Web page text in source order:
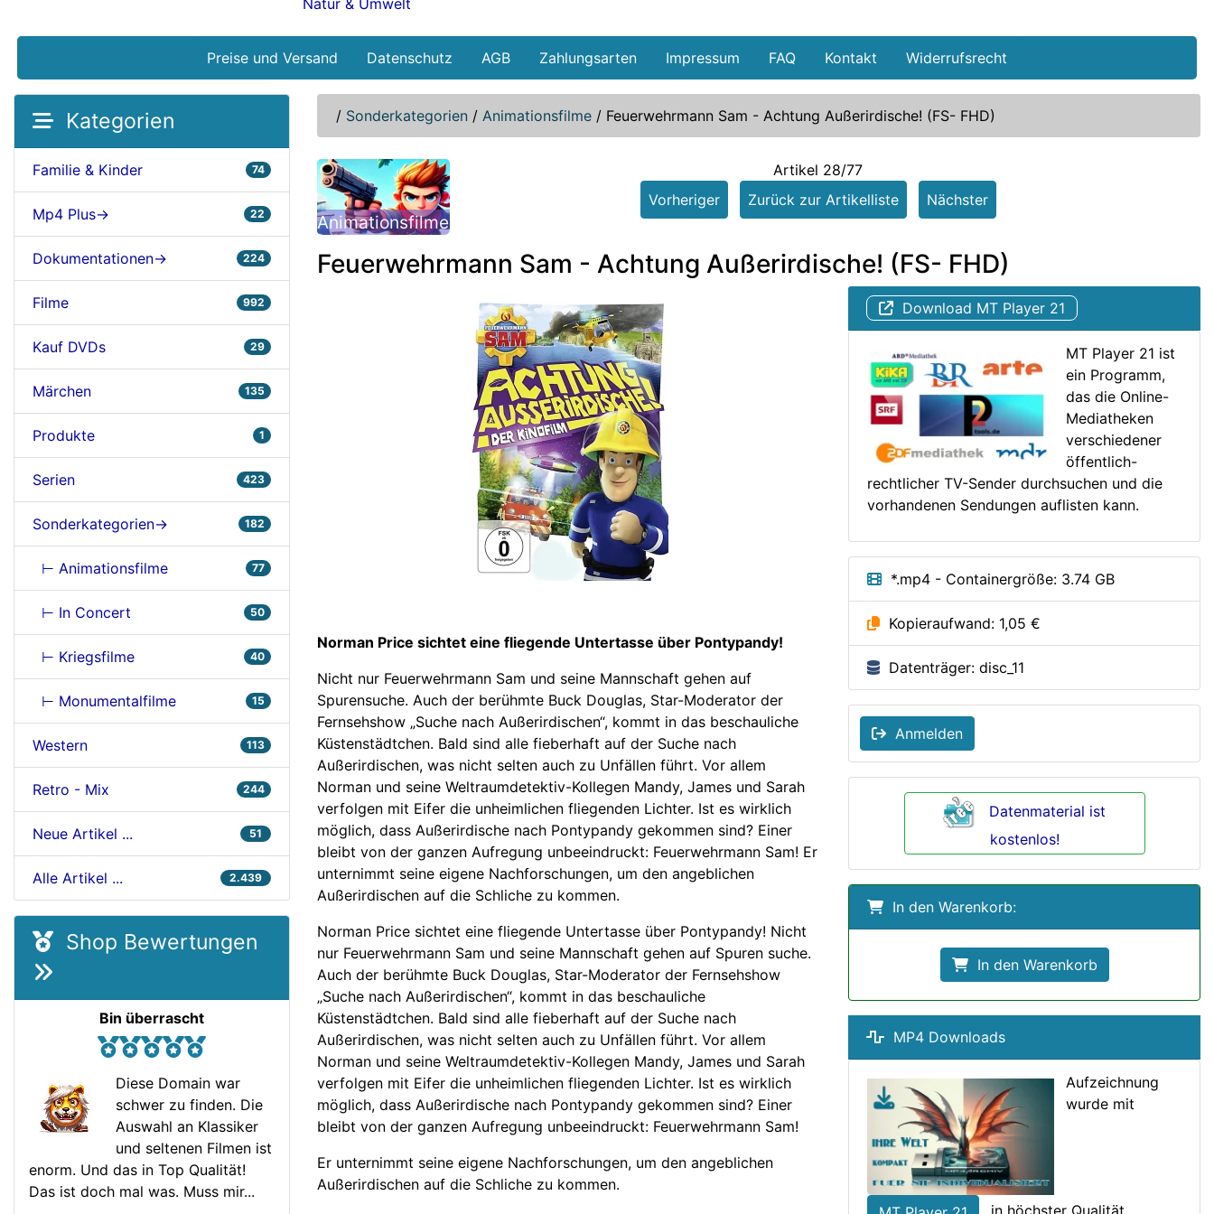
Natur & Umwelt
Preise und Versand Datenschutz AGB Zahlungsarten Impressum FAQ Kontakt Widerrufsrecht
Kategorien
Familie & Kinder 74
Mp4 Plus-> 22
Dokumentationen-> 224
Filme 992
Kauf DVDs 29
Märchen 135
Produkte 1
Serien 423
Sonderkategorien-> 182
⊢ Animationsfilme 77
⊢ In Concert 50
⊢ Kriegsfilme 40
⊢ Monumentalfilme 15
Western 113
Retro - Mix 244
Neue Artikel ... 51
Alle Artikel ... 2.439
Shop Bewertungen
Bin überrascht
Diese Domain war
schwer zu finden. Die
Auswahl an Klassiker
und seltenen Filmen ist
enorm. Und das in Top Qualität!
Das ist doch mal was. Muss mir...
/ Sonderkategorien / Animationsfilme / Feuerwehrmann Sam - Achtung Außerirdische! (FS- FHD)
Animationsfilme
Artikel 28/77
Vorheriger
Zurück zur Artikelliste Nächster
Feuerwehrmann Sam - Achtung Außerirdische! (FS- FHD)
Norman Price sichtet eine fliegende Untertasse über Pontypandy!
Nicht nur Feuerwehrmann Sam und seine Mannschaft gehen auf
Spurensuche. Auch der berühmte Buck Douglas, Star-Moderator der
Fernsehshow „Suche nach Außerirdischen“, kommt in das beschauliche
Küstenstädtchen. Bald sind alle fieberhaft auf der Suche nach
Außerirdischen, was nicht selten auch zu Unfällen führt. Vor allem
Norman und seine Weltraumdetektiv-Kollegen Mandy, James und Sarah
verfolgen mit Eifer die unheimlichen fliegenden Lichter. Ist es wirklich
möglich, dass Außerirdische nach Pontypandy gekommen sind? Einer
bleibt von der ganzen Aufregung unbeeindruckt: Feuerwehrmann Sam! Er
unternimmt seine eigene Nachforschungen, um den angeblichen
Außerirdischen auf die Schliche zu kommen.
Norman Price sichtet eine fliegende Untertasse über Pontypandy! Nicht
nur Feuerwehrmann Sam und seine Mannschaft gehen auf Spuren suche.
Auch der berühmte Buck Douglas, Star-Moderator der Fernsehshow
„Suche nach Außerirdischen“, kommt in das beschauliche
Küstenstädtchen. Bald sind alle fieberhaft auf der Suche nach
Außerirdischen, was nicht selten auch zu Unfällen führt. Vor allem
Norman und seine Weltraumdetektiv-Kollegen Mandy, James und Sarah
verfolgen mit Eifer die unheimlichen fliegenden Lichter. Ist es wirklich
möglich, dass Außerirdische nach Pontypandy gekommen sind? Einer
bleibt von der ganzen Aufregung unbeeindruckt: Feuerwehrmann Sam!
Er unternimmt seine eigene Nachforschungen, um den angeblichen
Außerirdischen auf die Schliche zu kommen.
Download MT Player 21
MT Player 21 ist
ein Programm,
das die Online-
Mediatheken
verschiedener
öffentlich-
rechtlicher TV-Sender durchsuchen und die
vorhandenen Sendungen auflisten kann.
*.mp4 - Containergröße: 3.74 GB
Kopieraufwand: 1,05 €
Datenträger: disc_11
Anmelden
Datenmaterial ist
kostenlos!
In den Warenkorb:
In den Warenkorb
MP4 Downloads
Aufzeichnung
wurde mit